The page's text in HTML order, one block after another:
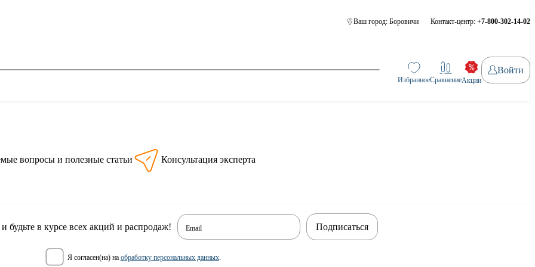
Ваш город: Боровичи Контакт-центр: +7-800-302-14-02
ИзбранноеСравнениеАкции
Войти
вопросы и полезные статьи Консультация эксперта
будьте в курсе всех акций и распродаж! Email
я согласен(на) на обработку персональных данных.
Подписаться